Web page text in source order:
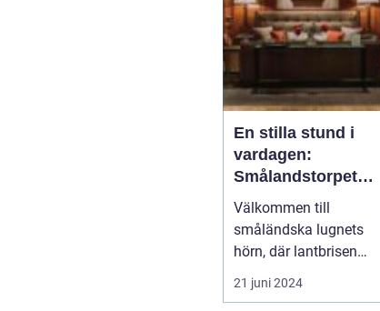
En stilla stund i
vardagen:
Smålandstorpet
Lanthotell
Välkommen till
småländska lugnets
hörn, där lantbrisen
viskar sagor från förr
och nutidens stilla gång
21 juni 2024